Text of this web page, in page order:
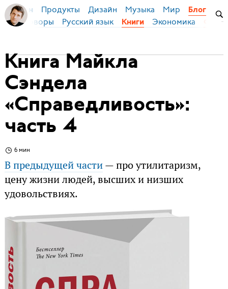
Бирман Продукты Дизайн Музыка Мир Блог
Переговоры Русский язык Книги Экономика
Книга Майкла
Сэндела
«Справедливость»:
часть 4
6 мин
В предыдущей части— про утилитаризм,
цену жизни людей, высших и низших
удовольствиях.